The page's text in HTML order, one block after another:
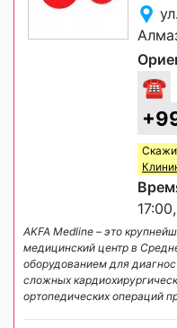
☎
AKFA Medline – это
медицинский центр в
оборудованием для
сложных
ортопедических операций